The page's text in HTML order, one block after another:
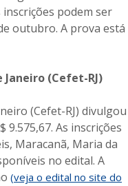
inscrições podem ser
outubro. A prova está
Janeiro (Cefet-RJ)
(Cefet-RJ) divulgou
As inscrições
Maracanã, Maria da
no edital. A
(veja o edital no site do